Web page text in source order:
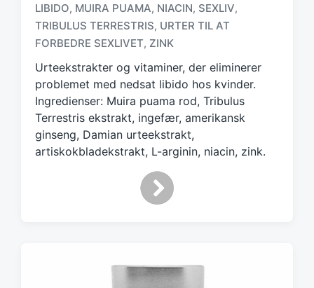
T
a
g
e
d
w
i
h
LIBIDO, MUIRA PUAMA, NIACIN, SEXLIV,
TRIBULUS TERRESTRIS, URTER TIL AT
FORBEDRE SEXLIVET, ZINK
Urteekstrakter og vitaminer, der eliminerer
problemet med nedsat libido hos kvinder.
Ingredienser: Muira puama rod, Tribulus
Terrestris ekstrakt, ingefær, amerikansk
ginseng, Damian urteekstrakt,
artiskokbladekstrakt, L-arginin, niacin, zink.